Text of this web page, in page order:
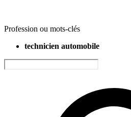
Profession ou mots-clés
technicien automobile